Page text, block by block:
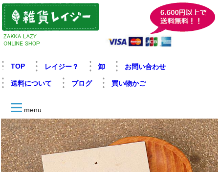
TOP レイジー？ 卸 お問い合わせ
送料について ブログ 買い物かご
menu